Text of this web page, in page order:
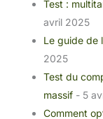
Test :
avril 2025
Le guide de
2025
Test du
massif - 5
Comment